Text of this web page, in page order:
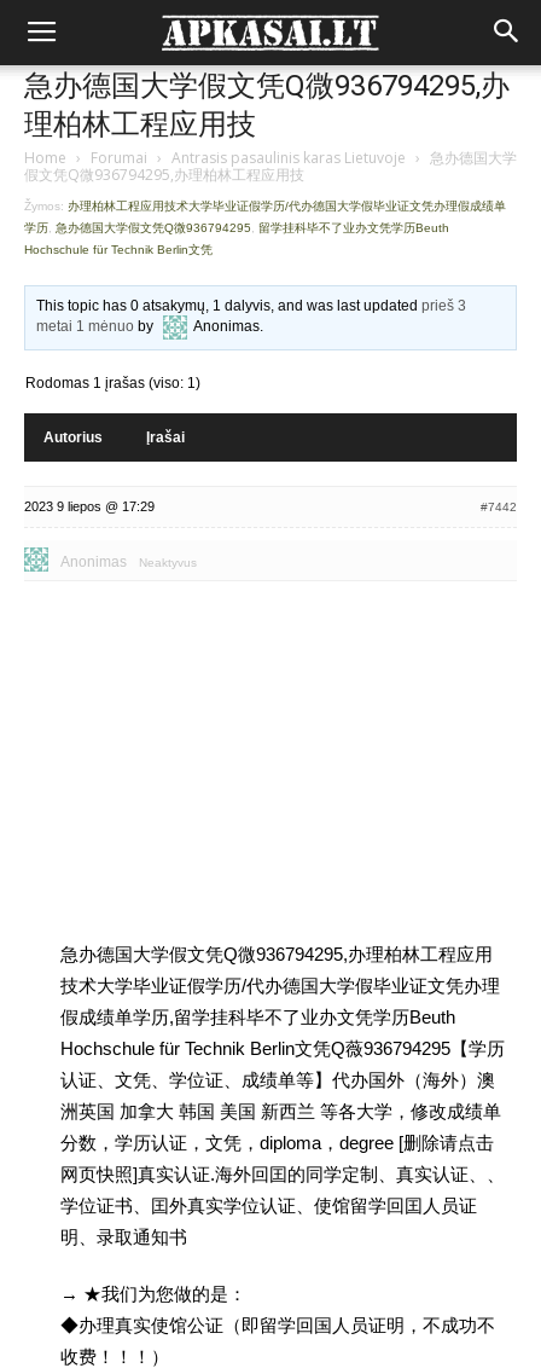
急办德国大学假文凭Q微936794295,办
理柏林工程应用技
Home › Forumai › Antrasis pasaulinis karas Lietuvoje › 急办德国大学
假文凭Q微936794295,办理柏林工程应用技
Žymos: 办理柏林工程应用技术大学毕业证假学历/代办德国大学假毕业证文凭办理假成绩单
学历 急办德国大学假文凭Q微936794295
留学挂科毕不了业办文凭学历Beuth
Hochschule für Technik Berlin文凭
This topic has 0 atsakymų, 1 dalyvis, and was last updatedprieš 3
metai 1 mėnuo by Anonimas.
Rodomas 1 įrašas (viso: 1)
Autorius Įrašai
2023 9 liepos @ 17:29 #7442
Anonimas Neaktyvus
急办德国大学假文凭Q微936794295,办理柏林工程应用
技术大学毕业证假学历/代办德国大学假毕业证文凭办理
假成绩单学历,留学挂科毕不了业办文凭学历Beuth
Hochschule für Technik Berlin文凭Q薇936794295【学历
认证、文凭、学位证、成绩单等】代办国外（海外）澳
洲英国 加拿大 韩国 美国 新西兰 等各大学，修改成绩单
分数，学历认证，文凭，diploma，degree [删除请点击
网页快照]真实认证.海外回囯的同学定制、真实认证、、
学位证书、囯外真实学位认证、使馆留学回囯人员证
明、录取通知书
→ ★我们为您做的是：
◆办理真实使馆公证（即留学回国人员证明，不成功不
收费！！！）